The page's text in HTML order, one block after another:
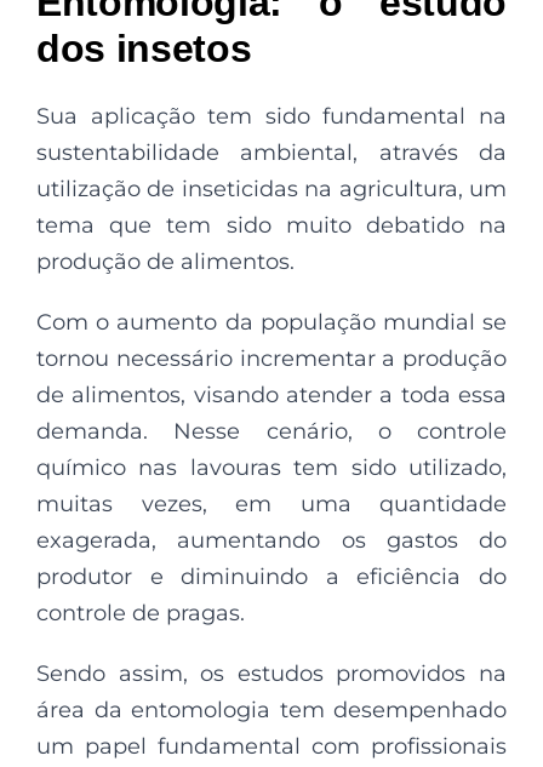
dos insetos
Sua aplicação tem sido fundamental na
sustentabilidade ambiental, através da
utilização de inseticidas na agricultura, um
tema que tem sido muito debatido na
produção de alimentos.
Com o aumento da população mundial se
tornou necessário incrementar a produção
de alimentos, visando atender a toda essa
demanda. Nesse cenário, o controle
químico nas lavouras tem sido utilizado,
muitas vezes, em uma quantidade
exagerada, aumentando os gastos do
produtor e diminuindo a eficiência do
controle de pragas.
Sendo assim, os estudos promovidos na
área da entomologia tem desempenhado
um papel fundamental com profissionais